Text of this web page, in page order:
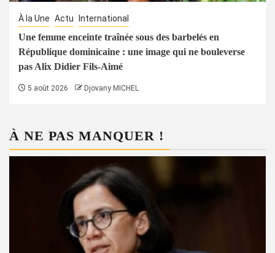
À la Une Actu International
Une femme enceinte traînée sous des barbelés en
République dominicaine : une image qui ne bouleverse
pas Alix Didier Fils-Aimé
5 août 2026 Djovany MICHEL
À NE PAS MANQUER !